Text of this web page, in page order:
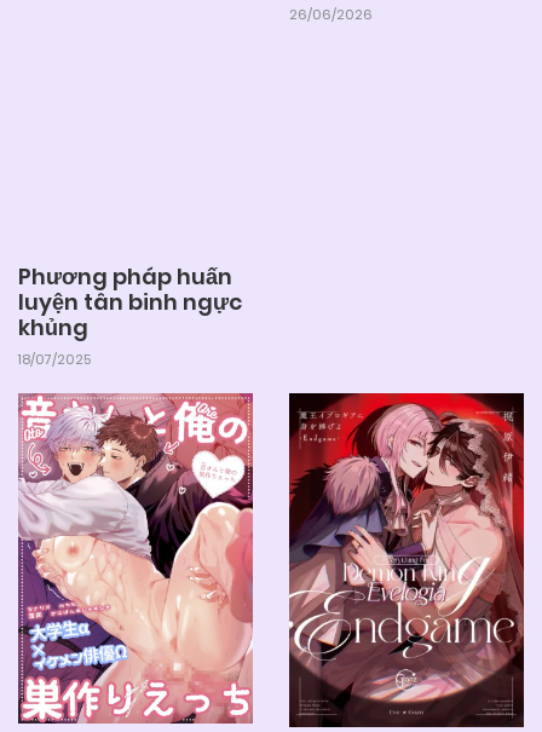
Phương pháp huấn
luyện tân binh ngực
khủng
18/07/2025
26/06/2026